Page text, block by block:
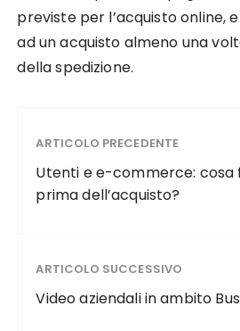
previste per l’acquisto online,
ad un acquisto almeno una
della spedizione.
ARTICOLO PRECEDENTE
Utenti e e-commerce: cosa
prima dell’acquisto?
ARTICOLO SUCCESSIVO
Video aziendali in ambito